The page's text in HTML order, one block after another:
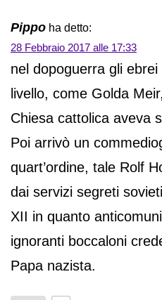
Pippo ha detto:
28 Febbraio 2017 alle 17:33
nel dopoguerra gli
livello, come Golda
Chiesa cattolica aveva
Poi arrivò un
quart’ordine, tale Rolf
dai servizi segreti
XII in quanto
ignoranti boccaloni
Papa nazista.